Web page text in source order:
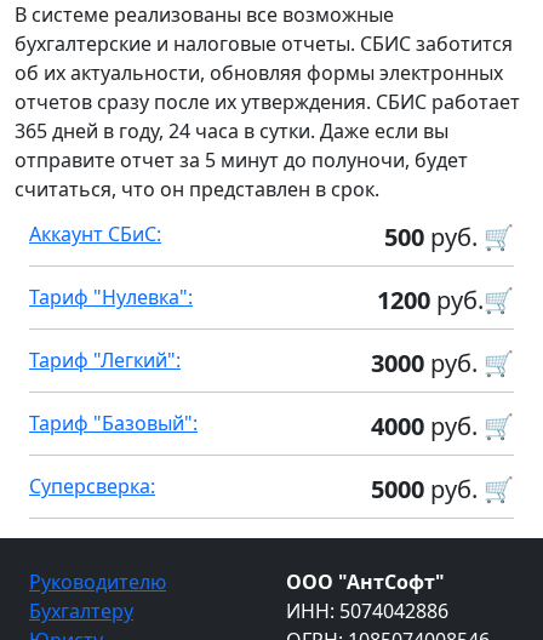
В системе реализованы все возможные
бухгалтерские и налоговые отчеты. СБИС заботится
об их актуальности, обновляя формы электронных
отчетов сразу после их утверждения. СБИС работает
365 дней в году, 24 часа в сутки. Даже если вы
отправите отчет за 5 минут до полуночи, будет
считаться, что он представлен в срок.
500 руб. 🛒
Аккаунт СБиС:
1200 руб.🛒
Тариф "Нулевка":
3000 руб. 🛒
Тариф "Легкий":
4000 руб. 🛒
Тариф "Базовый":
5000 руб. 🛒
Суперсверка:
Руководителю
Бухгалтеру
ООО "АнтСофт"
ИНН: 5074042886